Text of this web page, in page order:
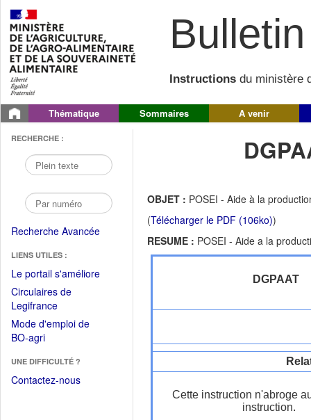
Instructions du ministère
Thématique Sommaires A venir
RECHERCHE :
Recherche Avancée
LIENS UTILES :
Le portail s'améliore(Fichier
Circulaires de
Legifrance(Ouvrir
dans
une
fenêtre)
Mode d'emploi de
BO-agri(Ouvrir
une
nouvelle
UNE DIFFICULTÉ ?
Contactez-nous
OBJET : POSEI - Aide à la
(Télécharger le PDF (106ko))
RESUME : POSEI - Aide a la
DGPAAT
Cette instruction n'abroge
instruction.